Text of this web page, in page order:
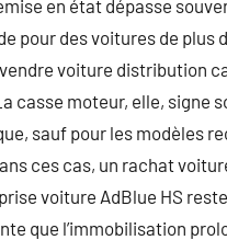
en état dépasse
pour des voitures de plus
voiture distribution
casse moteur, elle, signe
sauf pour les modèles
ces cas, un rachat
voiture AdBlue HS
que l’immobilisation